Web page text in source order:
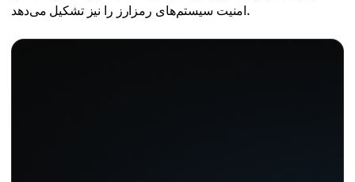
امنیت سیستم‌های رمزارز را نیز تشکیل می‌دهد.